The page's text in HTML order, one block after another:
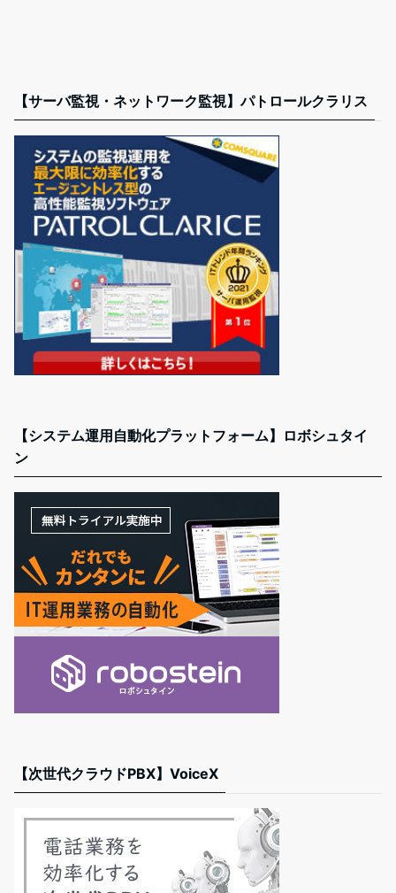
【サーバ監視・ネットワーク監視】パトロールクラリス
【システム運用自動化プラットフォーム】ロボシュタイ
ン
【次世代クラウドPBX】VoiceX